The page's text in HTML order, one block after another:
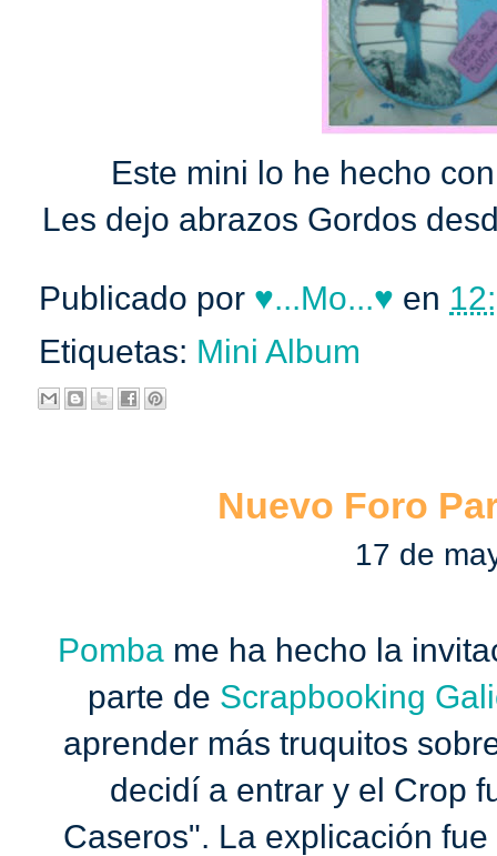
Este mini lo he hecho
Les dejo abrazos Gordos
Publicado por ♥...Mo...♥ en
Etiquetas: Mini Album
Nuevo Foro
17 de
Pomba me ha hecho la
parte de Scrapbooking
aprender más truquitos
decidí a entrar y el Crop
Caseros". La explicación